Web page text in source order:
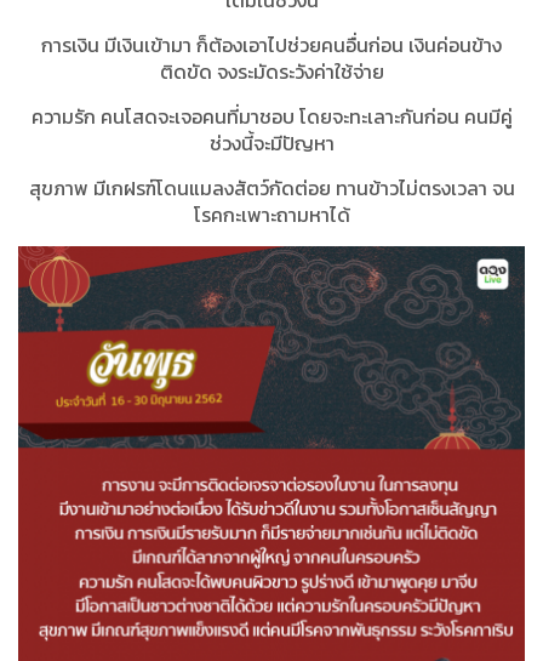
การเงิน มีเงินเข้ามา ก็ต้องเอาไปช่วยคนอื่นก่อน เงินค่อนข้าง
ติดขัด จงระมัดระวังค่าใช้จ่าย
ความรัก คนโสดจะเจอคนที่มาชอบ โดยจะทะเลาะกันก่อน คนมีคู่
ช่วงนี้จะมีปัญหา
สุขภาพ มีเกฝรฑ์โดนแมลงสัตว์กัดต่อย ทานข้าวไม่ตรงเวลา จน
โรคกะเพาะถามหาได้